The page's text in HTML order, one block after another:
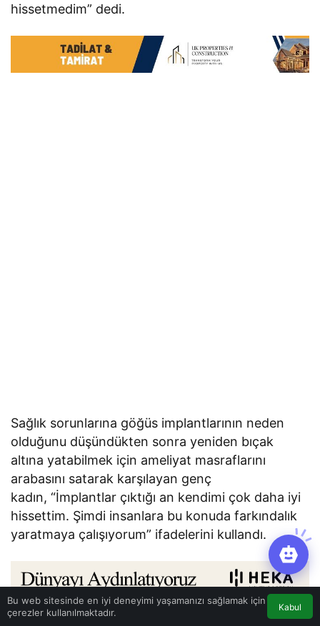
hissetmedim” dedi.
Sağlık sorunlarına göğüs implantlarının neden
olduğunu düşündükten sonra yeniden bıçak
altına yatabilmek için ameliyat masraflarını
arabasını satarak karşılayan genç
kadın, “İmplantlar çıktığı an kendimi çok daha iyi
hissettim. Şimdi insanlara bu konuda farkındalık
yaratmaya çalışıyorum” ifadelerini kullandı.
Bu web sitesinde en iyi deneyimi yaşamanızı sağlamak için
çerezler kullanılmaktadır.
Kabul